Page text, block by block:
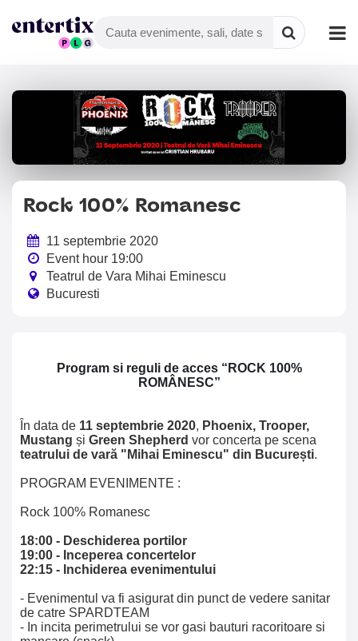
Program si reguli de acces“ ROCK 100%
ROMÂNESC”
În data de 11 septembrie 2020, Phoenix, Trooper,
Mustang și Green Shepherd vor concerta pe scena
teatrului de vară "Mihai Eminescu" din București.
PROGRAM EVENIMENTE :
Rock 100% Romanesc
18:00 - Deschiderea portilor
19:00 - Inceperea concertelor
22:15 - Inchiderea evenimentului
- Evenimentul va fi asigurat din punct de vedere sanitar
de catre SPARDTEAM
- In incita perimetrului se vor gasi bauturi racoritoare si
Rock 100% Romanesc
11 septembrie 2020
Event hour 19:00
Teatrul de Vara Mihai Eminescu
Bucuresti